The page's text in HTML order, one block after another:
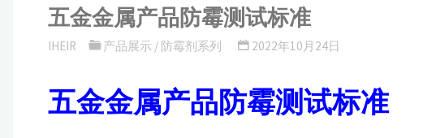
五金金属产品防霉测试标准
IHEIR 产品展示 / 防霉剂系列 2022年10月24日
五金金属产品防霉测试标准